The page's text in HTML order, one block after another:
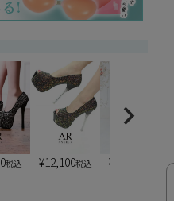
税込 ¥12,100税込 ¥